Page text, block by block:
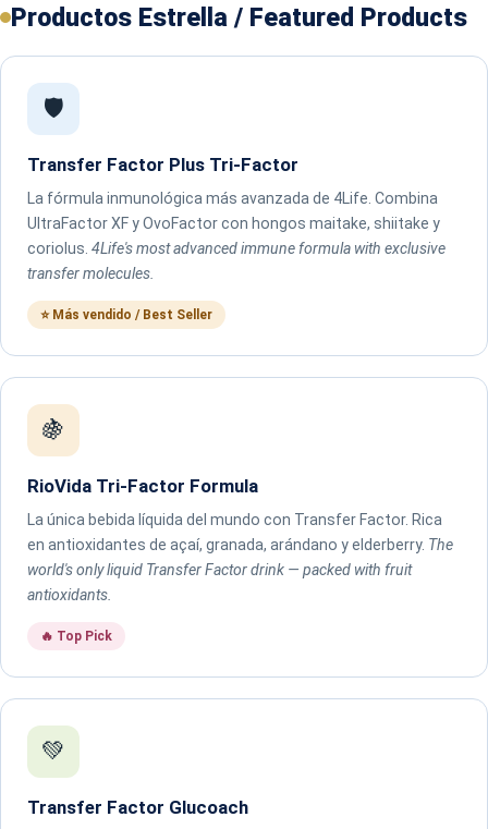
Productos Estrella / Featured Products
🛡️
Transfer Factor Plus Tri-Factor
La fórmula inmunológica más avanzada de 4Life. Combina
UltraFactor XF y OvoFactor con hongos maitake, shiitake y
coriolus. 4Life's most advanced immune formula with exclusive
transfer molecules.
⭐ Más vendido / Best Seller
🍇
RioVida Tri-Factor Formula
La única bebida líquida del mundo con Transfer Factor. Rica
en antioxidantes de açaí, granada, arándano y elderberry. The
world's only liquid Transfer Factor drink — packed with fruit
antioxidants.
🔥 Top Pick
💚
Transfer Factor Glucoach